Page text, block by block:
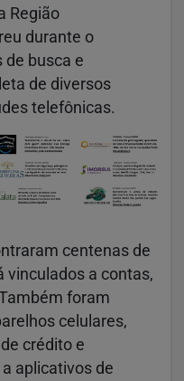
Região
durante o
busca e
de diversos
telefônicas.
centenas de
vinculados a contas,
foram
celulares,
crédito e
aplicativos de